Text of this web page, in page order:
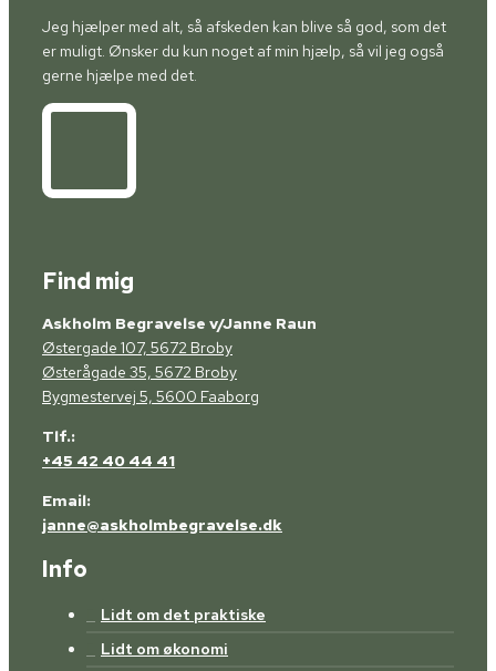
Jeg hjælper med alt, så afskeden kan blive så god, som det
er muligt. Ønsker du kun noget af min hjælp, så vil jeg også
gerne hjælpe med det.
Find mig
Askholm Begravelse v/Janne Raun
Østergade 107, 5672 Broby
Østerågade 35, 5672 Broby
Bygmestervej 5, 5600 Faaborg
Tlf.:
+45 42 40 44 41
Email:
janne@askholmbegravelse.dk
Info
Lidt om det praktiske
Lidt om økonomi